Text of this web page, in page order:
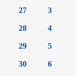
27
28
29
30
3
4
5
6